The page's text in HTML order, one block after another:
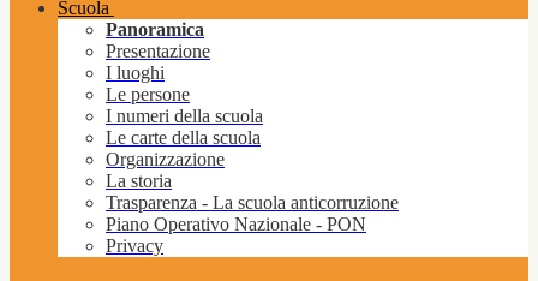
Scuola
Panoramica
Presentazione
I luoghi
Le persone
I numeri della scuola
Le carte della scuola
Organizzazione
La storia
Trasparenza - La scuola anticorruzione
Piano Operativo Nazionale - PON
Privacy